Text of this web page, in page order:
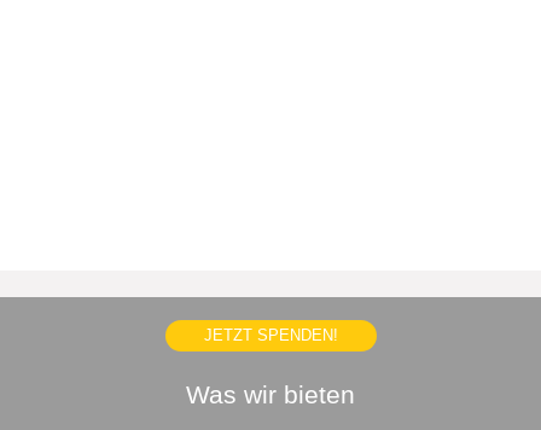
JETZT SPENDEN!
Was wir bieten